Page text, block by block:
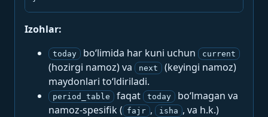
Izohlar:
today bo‘limida har kuni uchun current
(hozirgi namoz) va next
(keyingi namoz)
maydonlari to‘ldiriladi.
period_table faqat today
bo‘lmagan va
namoz-spesifik ( fajr , isha , va h.k.)